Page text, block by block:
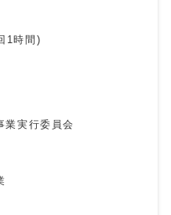
1時間)
業実行委員会